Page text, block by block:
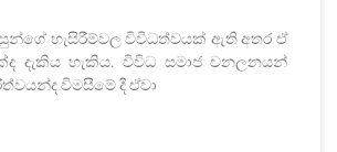
හැසිරීම්වල විවිධත්වයක් ඇති අතර ඒ
දැකිය හැකිය. විවිධ සමාජ චනලනයන්
විමසීමේ දී ඒවා